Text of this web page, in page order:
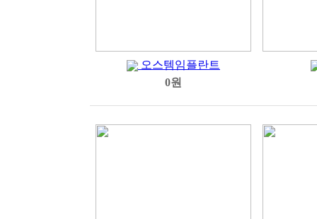
오스템임플란트
0원